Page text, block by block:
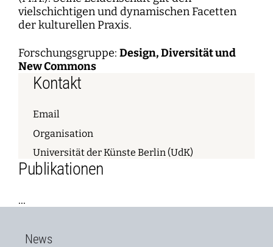
vielschichtigen und dynamischen Facetten
der kulturellen Praxis.
Forschungsgruppe: Design, Diversität und
New Commons
Kontakt
Email
Organisation
Universität der Künste Berlin (UdK)
Publikationen
...
News